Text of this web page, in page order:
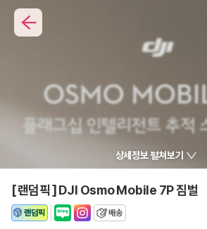
[랜덤픽]DJI Osmo Mobile 7P 짐벌
랜덤픽 배송
상세정보 펼쳐보기